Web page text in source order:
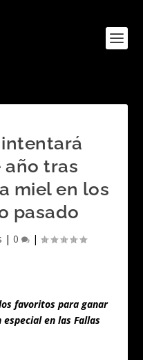
intentará
año tras
miel en los
pasado
| 0 |
favoritos para ganar
en las Fallas